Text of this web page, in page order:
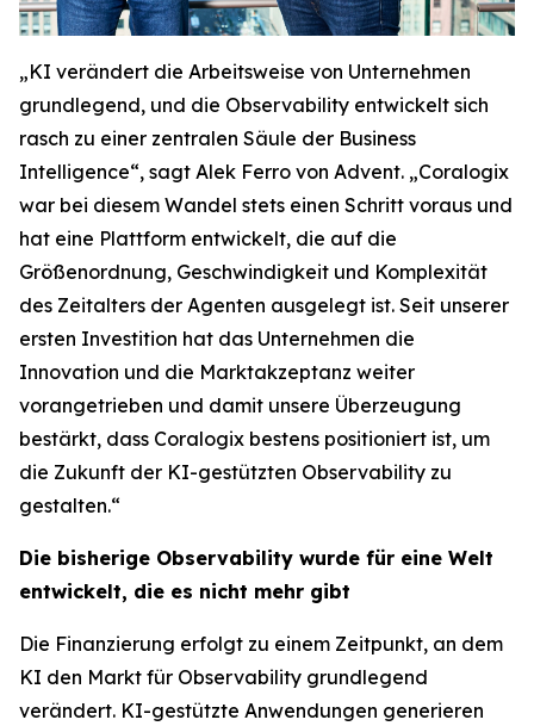
„KI verändert die Arbeitsweise von Unternehmen
grundlegend, und die Observability entwickelt sich
rasch zu einer zentralen Säule der Business
Intelligence“, sagt Alek Ferro von Advent. „Coralogix
war bei diesem Wandel stets einen Schritt voraus und
hat eine Plattform entwickelt, die auf die
Größenordnung, Geschwindigkeit und Komplexität
des Zeitalters der Agenten ausgelegt ist. Seit unserer
ersten Investition hat das Unternehmen die
Innovation und die Marktakzeptanz weiter
vorangetrieben und damit unsere Überzeugung
bestärkt, dass Coralogix bestens positioniert ist, um
die Zukunft der KI-gestützten Observability zu
gestalten.“
Die bisherige Observability wurde für eine Welt
entwickelt, die es nicht mehr gibt
Die Finanzierung erfolgt zu einem Zeitpunkt, an dem
KI den Markt für Observability grundlegend
verändert. KI-gestützte Anwendungen generieren